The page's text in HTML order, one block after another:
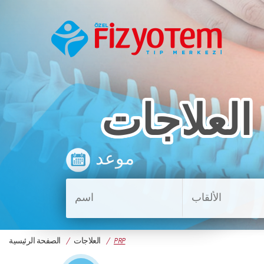
العلاجات
موعد
الصفحة الرئيسية العلاجات PRP